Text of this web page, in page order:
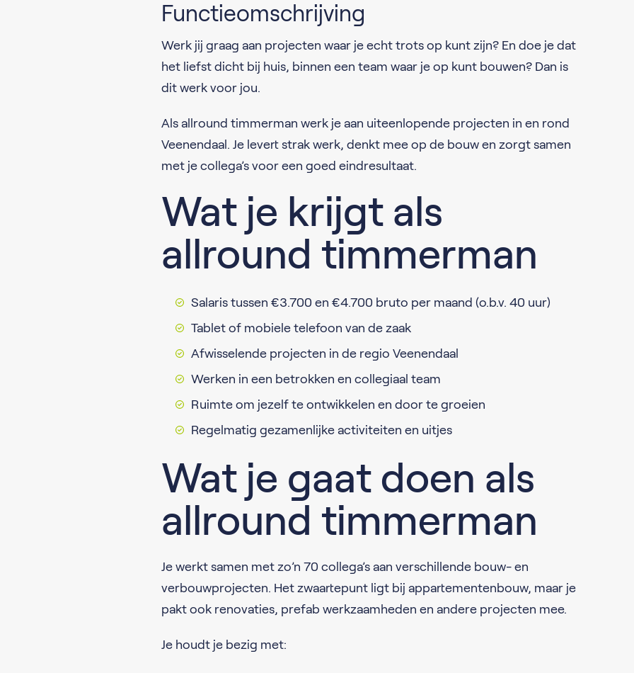
Functieomschrijving
Werk jij graag aan projecten waar je echt trots op kunt zijn? En doe je dat
het liefst dicht bij huis, binnen een team waar je op kunt bouwen? Dan is
dit werk voor jou.
Als allround timmerman werk je aan uiteenlopende projecten in en rond
Veenendaal. Je levert strak werk, denkt mee op de bouw en zorgt samen
met je collega’s voor een goed eindresultaat.
Wat je krijgt als
allround timmerman
Salaris tussen €3.700 en €4.700 bruto per maand (o.b.v. 40 uur)
Tablet of mobiele telefoon van de zaak
Afwisselende projecten in de regio Veenendaal
Werken in een betrokken en collegiaal team
Ruimte om jezelf te ontwikkelen en door te groeien
Regelmatig gezamenlijke activiteiten en uitjes
Wat je gaat doen als
allround timmerman
Je werkt samen met zo’n 70 collega’s aan verschillende bouw- en
verbouwprojecten. Het zwaartepunt ligt bij appartementenbouw, maar je
pakt ook renovaties, prefab werkzaamheden en andere projecten mee.
Je houdt je bezig met: